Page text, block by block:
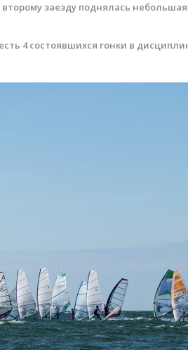
заезду поднялась
4 состоявшихся гонки в